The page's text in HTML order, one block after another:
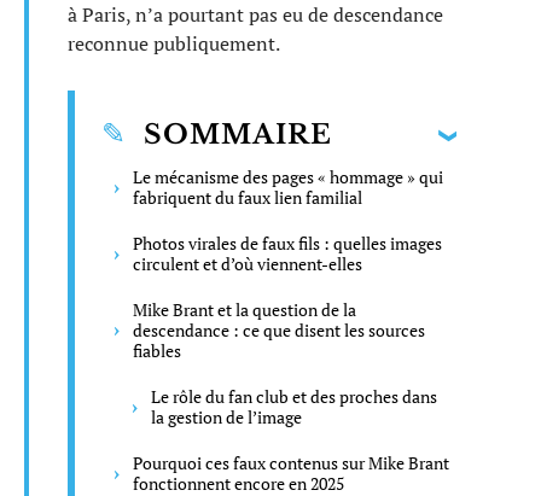
à Paris, n’a pourtant pas eu de descendance
reconnue publiquement.
SOMMAIRE
Le mécanisme des pages « hommage » qui
fabriquent du faux lien familial
Photos virales de faux fils : quelles images
circulent et d’où viennent-elles
Mike Brant et la question de la
descendance : ce que disent les sources
fiables
Le rôle du fan club et des proches dans
la gestion de l’image
Pourquoi ces faux contenus sur Mike Brant
fonctionnent encore en 2025